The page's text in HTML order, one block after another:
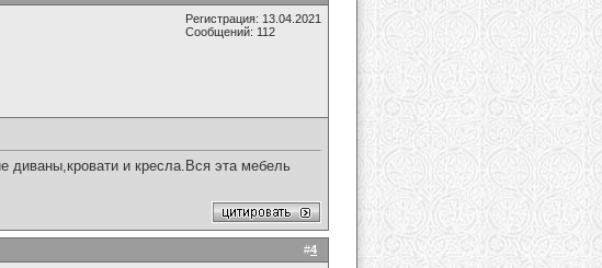
Регистрация: 13.04.2021
Сообщений: 112
диваны,кровати и кресла.Вся эта мебель
#4